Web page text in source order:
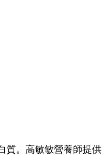
質。高敏敏營養師提供